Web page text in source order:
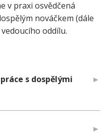
v praxi osvědčená
nováčkem (dále
oddílu.
s dospělými